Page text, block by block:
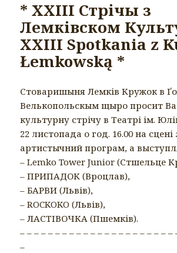
* XXIII Стрічы з
Лемківском
XXIII Spotkania z
Łemkowską *
Стоваришыня Лемків Кружок в
Велькопольскым щыро просит
культурну стрічу в Театрі ім.
22 листопада о год. 16.00 на сцені
артистычний програм, а
– Lemko Tower Junior (Стшельце
– ПРИПАДОК (Вроцлав),
– БАРВИ (Львів),
– ROCKOKO (Львів),
– ЛАСТІВОЧКА (Пшемків).
– – – – – – – – – – – – – – – – – – – – – –
–